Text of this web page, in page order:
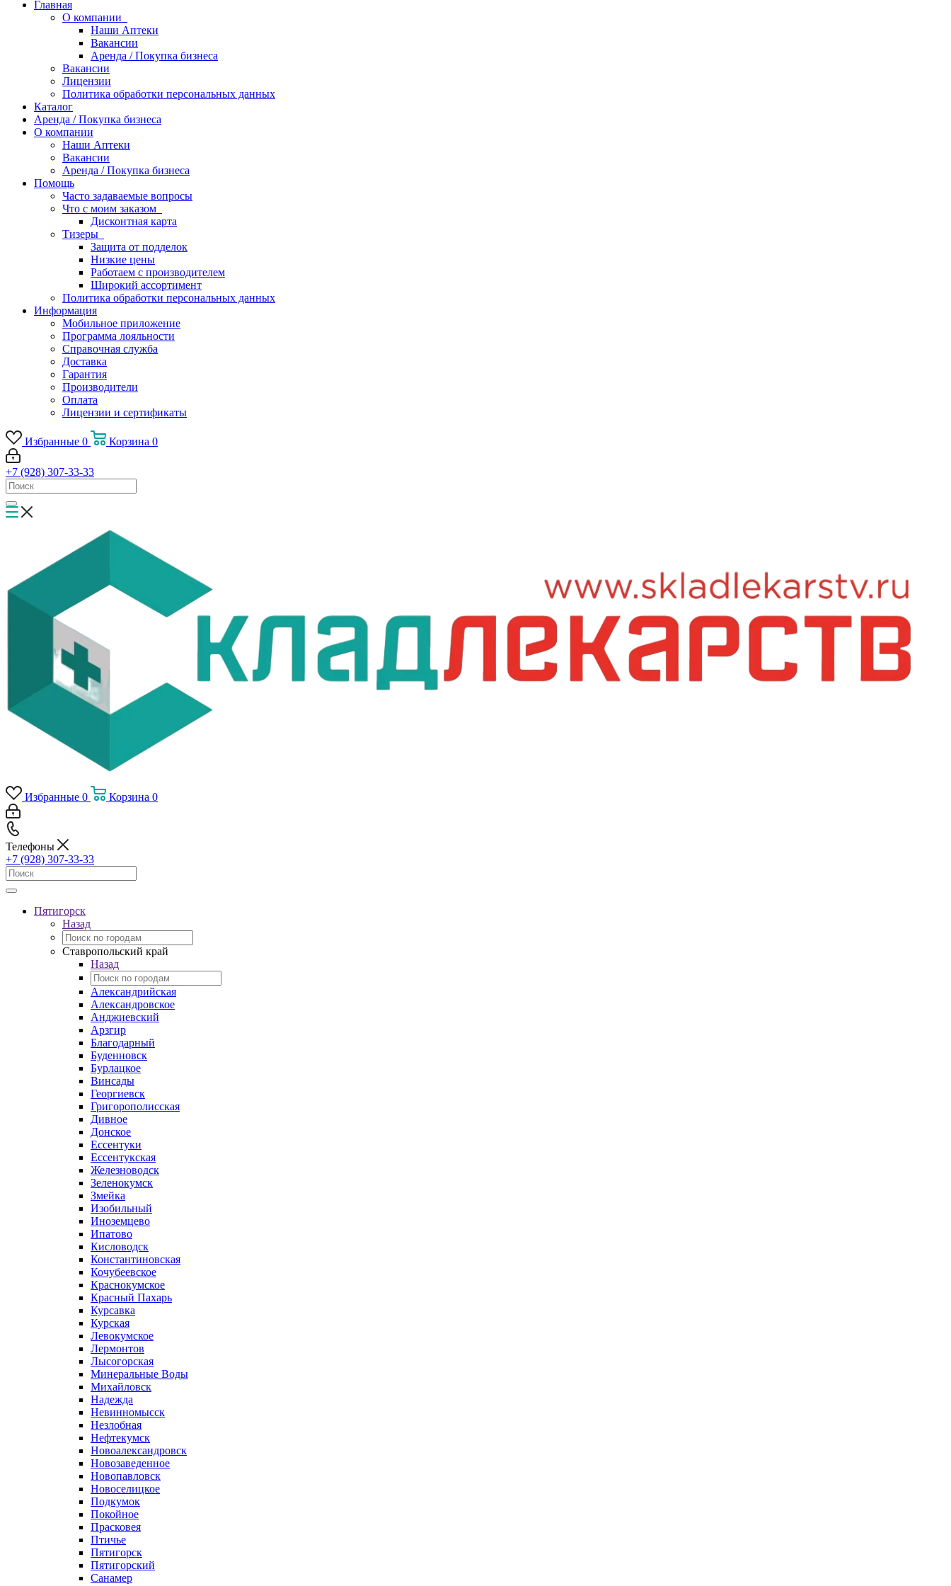
Главная
О компании
Наши Аптеки
Вакансии
Аренда / Покупка бизнеса
Вакансии
Лицензии
Политика обработки персональных данных
Каталог
Аренда / Покупка бизнеса
О компании
Наши Аптеки
Вакансии
Аренда / Покупка бизнеса
Помощь
Часто задаваемые вопросы
Что с моим заказом
Дисконтная карта
Тизеры
Защита от подделок
Низкие цены
Работаем с производителем
Широкий ассортимент
Политика обработки персональных данных
Информация
Мобильное приложение
Программа лояльности
Справочная служба
Доставка
Гарантия
Производители
Оплата
Лицензии и сертификаты
Избранные 0 Корзина 0
+7 (928) 307-33-33
Избранные 0 Корзина 0
Телефоны
+7 (928) 307-33-33
Пятигорск
Назад
Ставропольский край
Назад
Александрийская
Александровское
Анджиевский
Арзгир
Благодарный
Буденновск
Бурлацкое
Винсады
Георгиевск
Григорополисская
Дивное
Донское
Ессентуки
Ессентукская
Железноводск
Зеленокумск
Змейка
Изобильный
Иноземцево
Ипатово
Кисловодск
Константиновская
Кочубеевское
Краснокумское
Красный Пахарь
Курсавка
Курская
Левокумское
Лермонтов
Лысогорская
Минеральные Воды
Михайловск
Надежда
Невинномысск
Незлобная
Нефтекумск
Новоалександровск
Новозаведенное
Новопавловск
Новоселицкое
Подкумок
Покойное
Прасковея
Птичье
Пятигорск
Пятигорский
Санамер